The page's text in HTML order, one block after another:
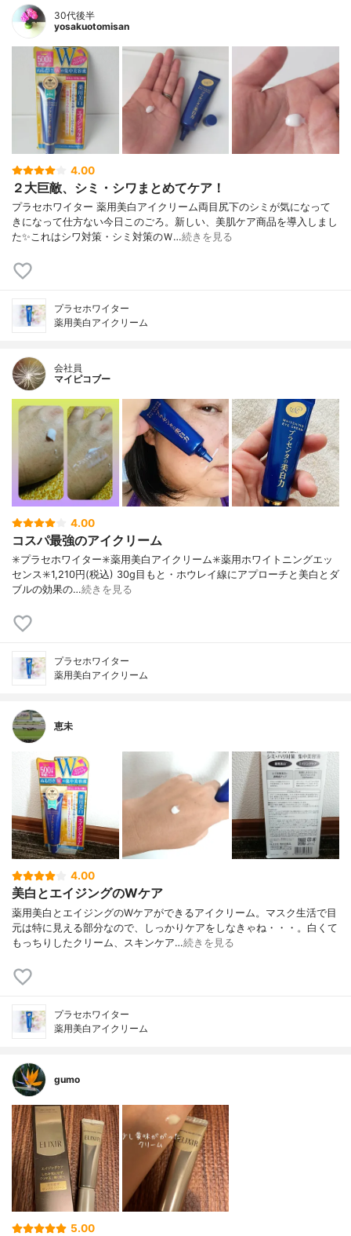
30代後半
yosakuotomisan
4.00
２大巨敵、シミ・シワまとめてケア！
プラセホワイター 薬用美白アイクリーム両目尻下のシミが気になって
きになって仕方ない今日このごろ。新しい、美肌ケア商品を導入しまし
た✨これはシワ対策・シミ対策のＷ…続きを見る
プラセホワイター
薬用美白アイクリーム
会社員
マイピコブー
4.00
コスパ最強のアイクリーム
✳️プラセホワイター✳️薬用美白アイクリーム✳️薬用ホワイトニングエッ
センス✳️1,210円(税込) 30g目もと・ホウレイ線にアプローチと美白とダ
ブルの効果の…続きを見る
プラセホワイター
薬用美白アイクリーム
恵未
4.00
美白とエイジングのWケア
薬用美白とエイジングのWケアができるアイクリーム。マスク生活で目
元は特に見える部分なので、しっかりケアをしなきゃね・・・。白くて
もっちりしたクリーム、スキンケア…続きを見る
プラセホワイター
薬用美白アイクリーム
gumo
5.00